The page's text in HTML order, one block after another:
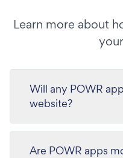
Learn more about
Will any POWR
website?
Are POWR apps